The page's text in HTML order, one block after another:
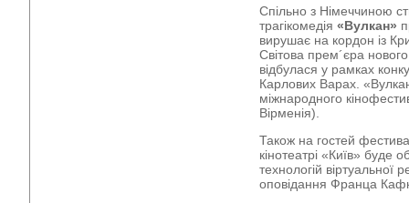
Спільно з Німеччиною
трагікомедія «Вулкан»
вирушає на кордон із
Світова прем´єра
відбулася у рамках
Карлових Варах.
міжнародного
Вірменія).
Також на гостей
кінотеатрі «Київ»
технологій віртуальної
оповідання Франца